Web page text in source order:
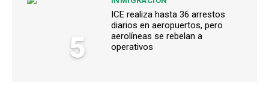
5
ICE realiza hasta 36 arrestos
diarios en aeropuertos, pero
aerolíneas se rebelan a
operativos